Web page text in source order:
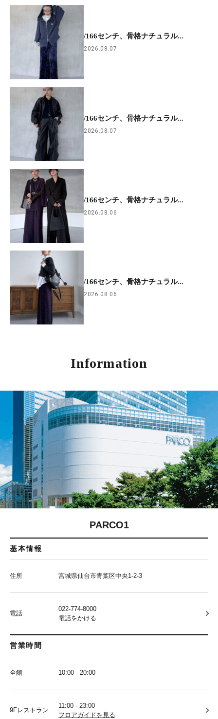
/166センチ、骨格ナチュラル...
2026.08.07
/166センチ、骨格ナチュラル...
2026.08.07
/166センチ、骨格ナチュラル...
2026.08.06
/166センチ、骨格ナチュラル...
2026.08.06
Information
PARCO1
基本情報
住所 宮城県仙台市青葉区中央1-2-3
電話
022-774-8000
電話をかける
営業時間
全館 10:00 - 20:00
9Fレストラン
11:00 - 23:00
フロアガイドを見る